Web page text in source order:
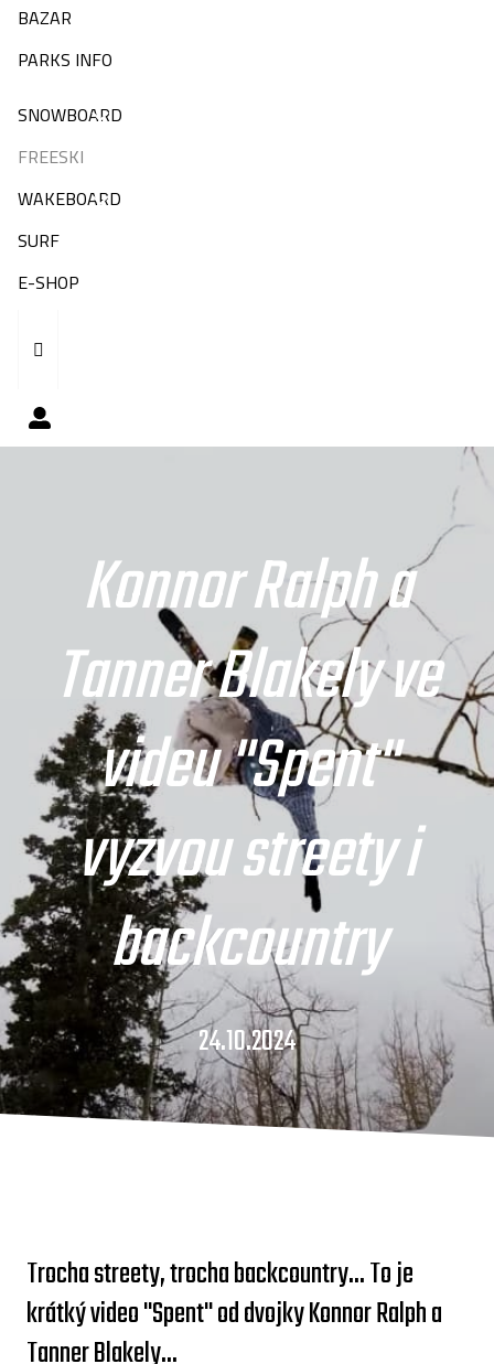
BAZAR
PARKS INFO
SNOWBOARD
FREESKI
WAKEBOARD
SURF
E-SHOP
Konnor Ralph a
Tanner Blakely ve
videu "Spent"
vyzvou streety i
backcountry
24.10.2024
Trocha streety, trocha backcountry... To je
krátký video "Spent" od dvojky Konnor Ralph a
Tanner Blakely...